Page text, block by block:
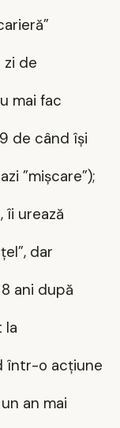
zi de
mai fac
de când își
”mișcare”);
îi urează
dar
ani după
la
într-o acțiune
an mai